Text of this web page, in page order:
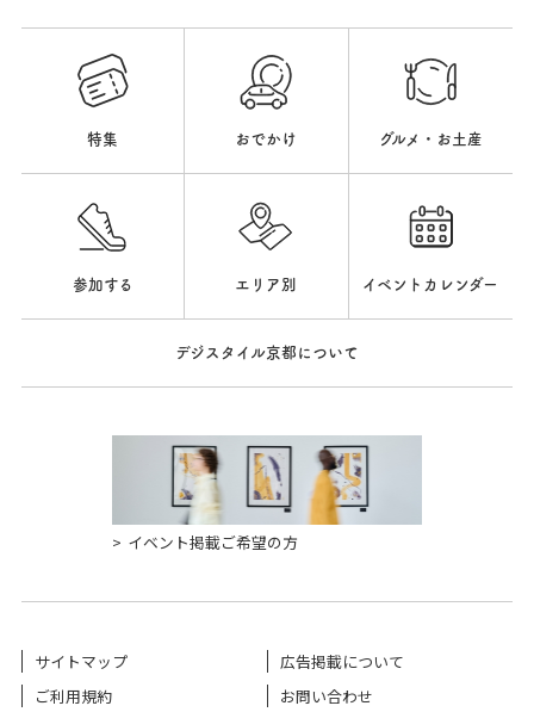
特集 おでかけ グルメ・お土産
参加する エリア別 イベントカレンダー
デジスタイル京都について
イベント掲載ご希望の方
サイトマップ
広告掲載について
ご利用規約
お問い合わせ